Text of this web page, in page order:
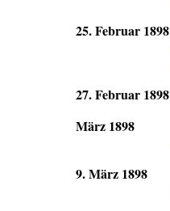
25. Februar 1898
27. Februar 1898
März 1898
9. März 1898